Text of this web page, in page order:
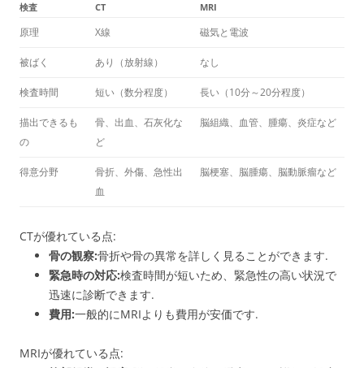
検査 CT MRI
原理 X線 磁気と電波
被ばく あり（放射線） なし
検査時間 短い（数分程度） 長い（10分～20分程度）
描出できるも
の
骨、出血、石灰化な
ど
脳組織、血管、腫瘍、炎症など
得意分野
骨折、外傷、急性出
血
脳梗塞、脳腫瘍、脳動脈瘤など
CTが優れている点:
骨の観察:骨折や骨の異常を詳しく見ることができます.
緊急時の対応:検査時間が短いため、緊急性の高い状況で
迅速に診断できます.
費用:一般的にMRIよりも費用が安価です.
MRIが優れている点: